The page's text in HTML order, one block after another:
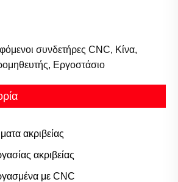
συνδετήρες CNC, Κίνα,
Εργοστάσιο
ακριβείας
ακριβείας
με CNC